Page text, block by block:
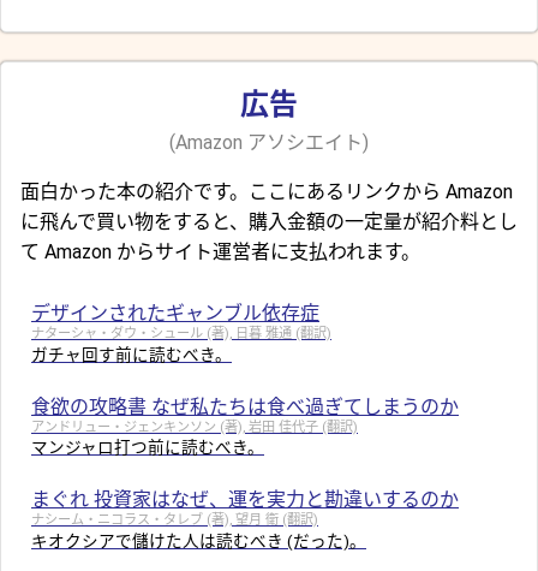
広告
(Amazon アソシエイト)
面白かった本の紹介です。ここにあるリンクから Amazon
に飛んで買い物をすると、購入金額の一定量が紹介料とし
て Amazon からサイト運営者に支払われます。
デザインされたギャンブル依存症
ナターシャ・ダウ・シュール (著), 日暮 雅通 (翻訳)
ガチャ回す前に読むべき。
食欲の攻略書 なぜ私たちは食べ過ぎてしまうのか
アンドリュー・ジェンキンソン (著), 岩田 佳代子 (翻訳)
マンジャロ打つ前に読むべき。
まぐれ 投資家はなぜ、運を実力と勘違いするのか
ナシーム・ニコラス・タレブ (著), 望月 衛 (翻訳)
キオクシアで儲けた人は読むべき (だった)。